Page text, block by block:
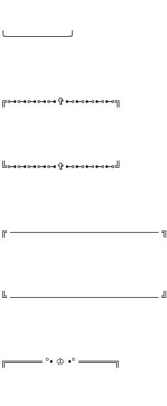
╰─────────╯
╔⊶⊶⊶⊶⊶✞⊷⊷⊷⊷⊷╗
╚⊶⊶⊶⊶⊶✞⊷⊷⊷⊷⊷╝
╔ ——————————————— ╗
╚ ——————————————— ╝
╔═════ °• ♔ •° ═════╗